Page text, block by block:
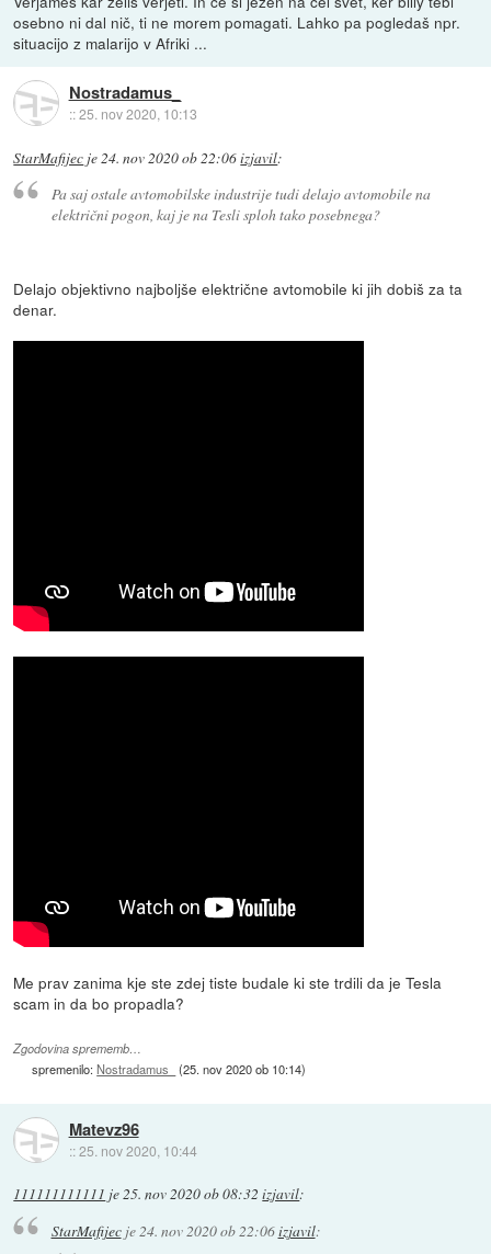
osebno ni dal nič, ti ne morem pomagati. Lahko pa pogledaš npr.
situacijo z malarijo v Afriki ...
Nostradamus_
::25. nov 2020, 10:13
StarMafijec je24. nov 2020 ob 22:06izjavil:
Pa saj ostale avtomobilske industrije tudi delajo avtomobile na
električni pogon, kaj je na Tesli sploh tako posebnega?
Delajo objektivno najboljše električne avtomobile ki jih dobiš za ta
denar.
Me prav zanima kje ste zdej tiste budale ki ste trdili da je Tesla
scam in da bo propadla?
Zgodovina sprememb…
spremenilo:Nostradamus_ (25. nov 2020 ob 10:14)
Matevz96
::25. nov 2020, 10:44
111111111111 je25. nov 2020 ob 08:32 izjavil:
StarMafijecje24. nov 2020 ob 22:06izjavil: